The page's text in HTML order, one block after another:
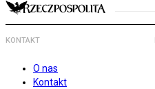
KONTAKT
O nas
Kontakt